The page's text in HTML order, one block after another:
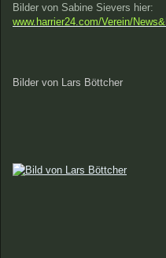
Bilder von Sabine Sievers hier:
www.harrier24.com/Verein/
Bilder von Lars Böttcher